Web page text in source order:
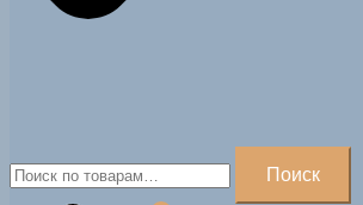
Искать:
Поиск